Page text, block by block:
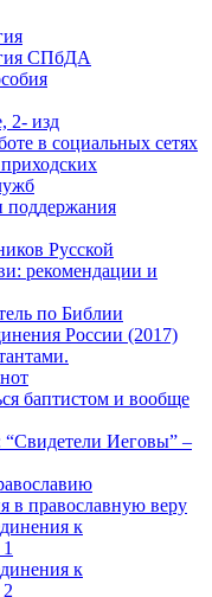
СПбДА
2- изд
в социальных сетях
поддержания
Русской
рекомендации и
по Библии
России (2017)
баптистом и вообще
Иеговы” –
в православную веру
к
к
2